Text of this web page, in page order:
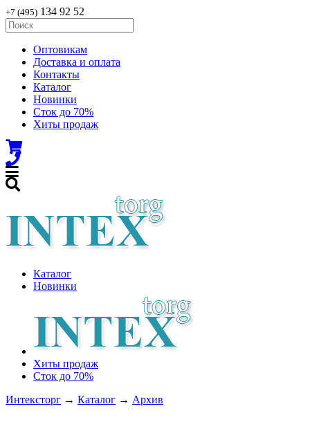
+7 (495) 134 92 52
Оптовикам
Доставка и оплата
Контакты
Каталог
Новинки
Сток до 70%
Хиты продаж
Каталог
Новинки
Хиты продаж
Сток до 70%
Интексторг → Каталог → Архив